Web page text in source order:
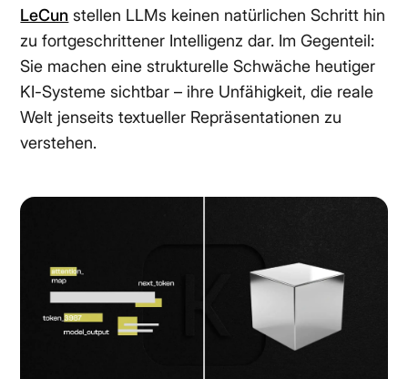
LeCun stellen LLMs keinen natürlichen Schritt hin
zu fortgeschrittener Intelligenz dar. Im Gegenteil:
Sie machen eine strukturelle Schwäche heutiger
KI-Systeme sichtbar – ihre Unfähigkeit, die reale
Welt jenseits textueller Repräsentationen zu
verstehen.